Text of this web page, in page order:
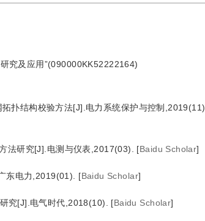
究及应用”(090000KK52222164)
扑结构校验方法[J].电力系统保护与控制,2019(11).
法研究[J].电测与仪表,2017(03). [Baidu Scholar]
东电力,2019(01). [Baidu Scholar]
究[J].电气时代,2018(10). [Baidu Scholar]